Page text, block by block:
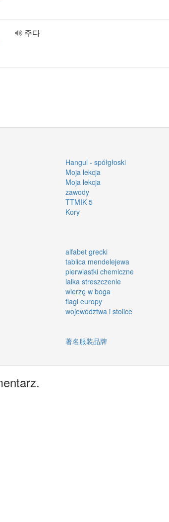
주다
Hangul - spółgłoski
Moja lekcja
Moja lekcja
zawody
TTMIK 5
Kory
alfabet grecki
tablica mendelejewa
pierwiastki chemiczne
lalka streszczenie
wierzę w boga
flagi europy
województwa i stolice
著名服装品牌